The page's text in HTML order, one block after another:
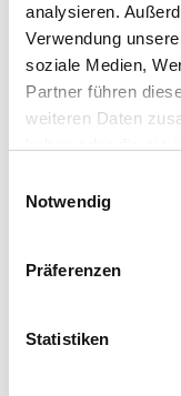
analysieren.
Verwendung
soziale Medien,
Partner führen
weiteren Daten
Notwendig
Präferenzen
Statistiken
Adresse
Ferienhaus B2099
Julianevej 142
Bjerregård